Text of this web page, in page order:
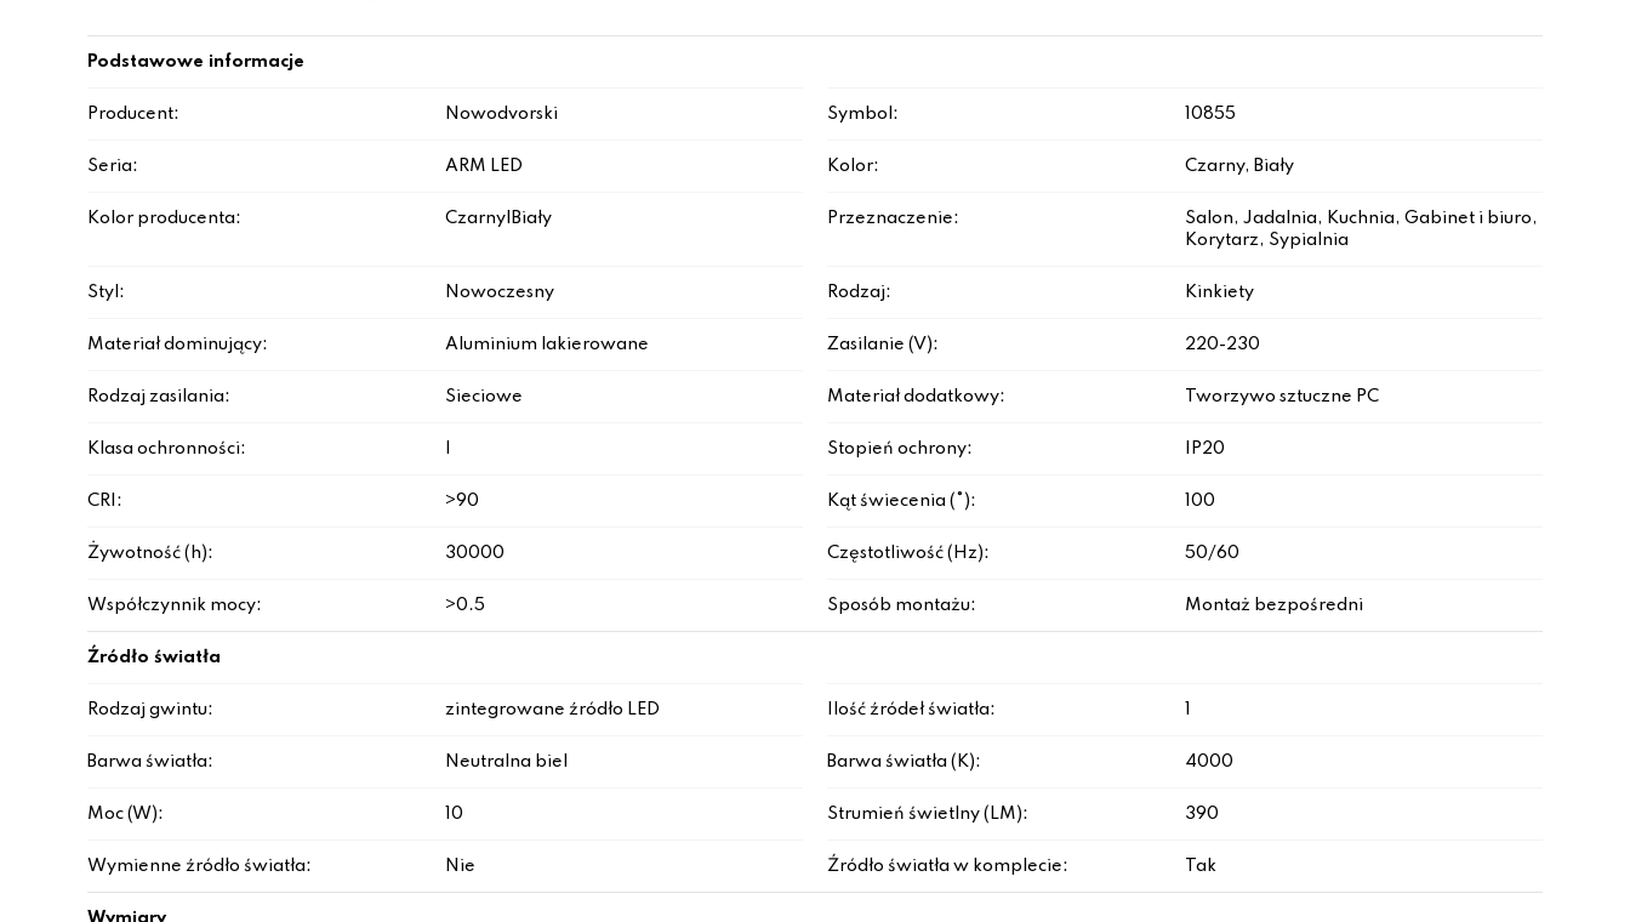
Podstawowe informacje
Producent: Nowodvorski Symbol: 10855
Seria: ARM LED Kolor: Czarny, Biały
Kolor producenta: Czarny|Biały Przeznaczenie:
Salon, Jadalnia, Kuchnia, Gabinet i biuro,
Korytarz, Sypialnia
Styl: Nowoczesny Rodzaj: Kinkiety
Materiał dominujący: Aluminium lakierowane Zasilanie (V): 220-230
Rodzaj zasilania: Sieciowe Materiał dodatkowy: Tworzywo sztuczne PC
Klasa ochronności: Stopień ochrony: IP20
CRI: >90 Kąt świecenia (°): 100
Żywotność (h): 30000 Częstotliwość (Hz): 50/60
Współczynnik mocy: >0.5 Sposób montażu: Montaż bezpośredni
Źródło światła
Rodzaj gwintu: zintegrowane źródło LED Ilość źródeł światła:
Barwa światła: Neutralna biel Barwa światła (K): 4000
Moc (W): 10 Strumień świetlny (LM): 390
Wymienne źródło światła: Nie Źródło światła w komplecie: Tak
Wymiary